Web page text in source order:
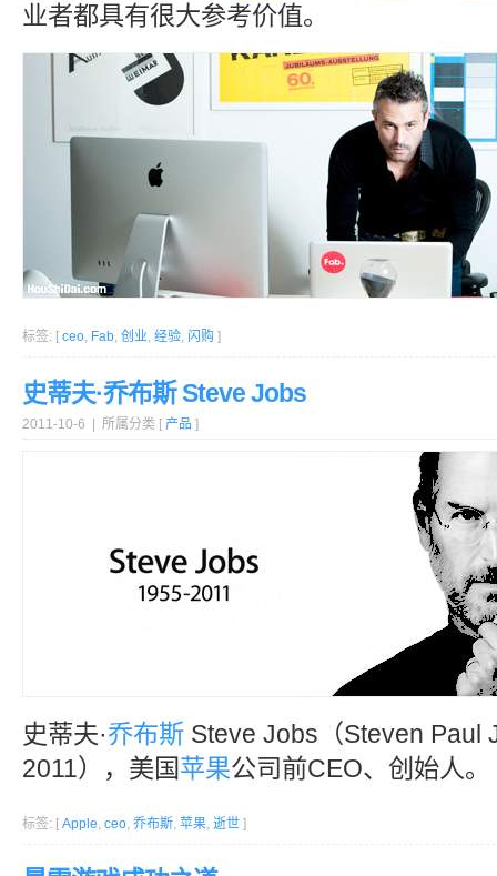
业者都具有很大参考价值。
标签: [ ceo, Fab, 创业, 经验, 闪购 ]
史蒂夫·乔布斯 Steve Jobs
2011-10-6 | 所属分类 [ 产品 ]
史蒂夫·乔布斯 Steve Jobs（Steven
2011），美国苹果公司前CEO、创始人。
标签: [ Apple, ceo, 乔布斯, 苹果, 逝世 ]